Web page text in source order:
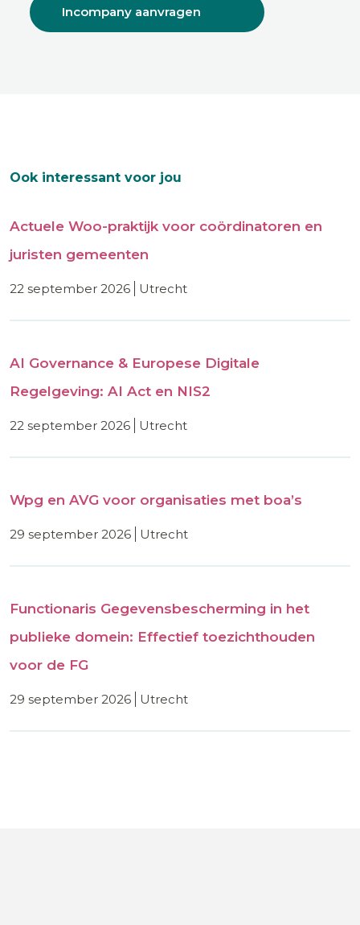
Incompany aanvragen
Ook interessant voor jou
Actuele Woo-praktijk voor coördinatoren en
juristen gemeenten
22 september 2026 utrecht
AI Governance & Europese Digitale
Regelgeving: AI Act en NIS2
22 september 2026 utrecht
Wpg en AVG voor organisaties met boa’s
29 september 2026 utrecht
Functionaris Gegevensbescherming in het
publieke domein: Effectief toezichthouden
voor de FG
29 september 2026 utrecht